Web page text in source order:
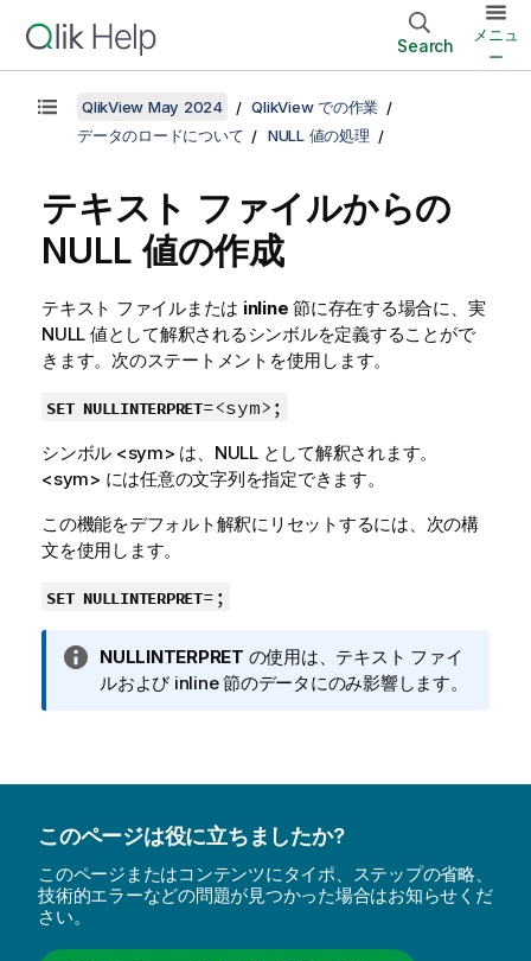
Search
メニュ
ー
QlikView May 2024
QlikView での作業
データのロードについて
NULL 値の処理
テキスト ファイルからの
NULL 値の作成
テキスト ファイルまたは inline 節に存在する場合に、実
NULL 値として解釈されるシンボルを定義することがで
きます。次のステートメントを使用します。
SET NULLINTERPRET=<sym>;
シンボル <sym> は、 NULLとして解釈されます。
<sym> には任意の文字列を指定できます。
この機能をデフォルト解釈にリセットするには、次の構
文を使用します。
SET NULLINTERPRET=;
情
報
NULLINTERPRET の使用は、テキスト ファイ
ルおよび inline 節のデータにのみ影響します。
このページは役に立ちましたか?
このページまたはコンテンツにタイポ、ステップの省略、
技術的エラーなどの問題が見つかった場合はお知らせくだ
さい。